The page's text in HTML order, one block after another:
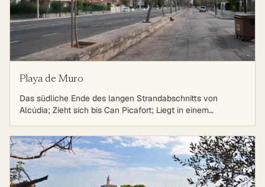
Playa de Muro
Das südliche Ende des langen Strandabschnitts von
Alcúdia; Zieht sich bis Can Picafort; Liegt in einem